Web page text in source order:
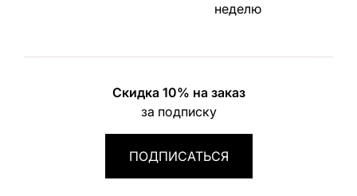
неделю
Скидка 10% на заказ
за подписку
ПОДПИСАТЬСЯ